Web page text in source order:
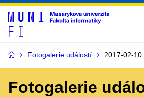
Fotogalerie událostí 2017-02-10
Fotogalerie